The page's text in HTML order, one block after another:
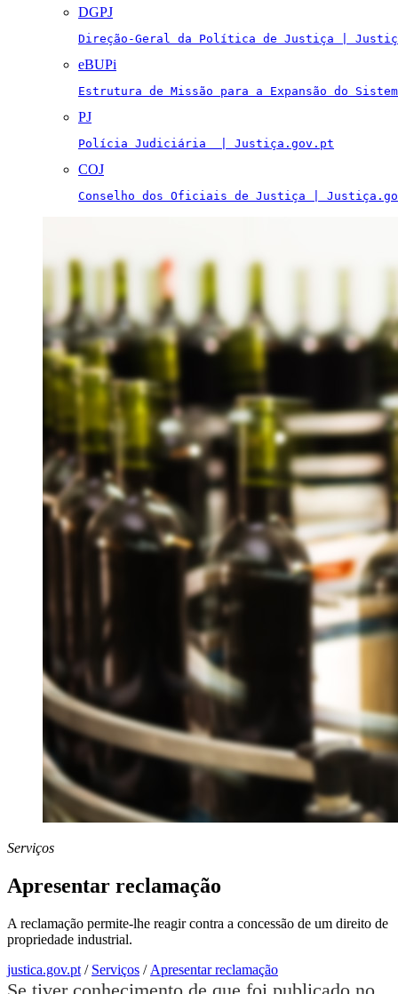
DGPJ
Direção-Geral da Política de Justiça |
eBUPi
Estrutura de Missão para a Expansão do
PJ
Polícia Judiciária  | Justiça.gov.pt
COJ
Conselho dos Oficiais de Justiça |
Serviços
Apresentar reclamação
A reclamação permite-lhe reagir contra a concessão de um direito de
propriedade industrial.
justica.gov.pt / Serviços / Apresentar reclamação